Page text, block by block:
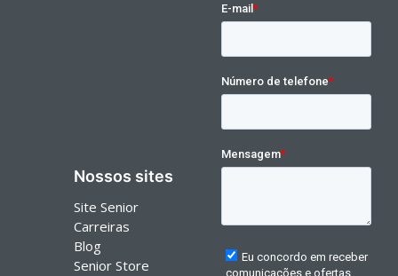
Nossos sites
Site Senior
Carreiras
Blog
Senior Store